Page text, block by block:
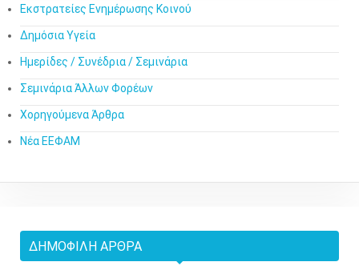
Εκστρατείες Ενημέρωσης Κοινού
Δημόσια Υγεία
Ημερίδες / Συνέδρια / Σεμινάρια
Σεμινάρια Άλλων Φορέων
Χορηγούμενα Άρθρα
Νέα ΕΕΦΑΜ
ΔΗΜΟΦΙΛΉ ΆΡΘΡΑ